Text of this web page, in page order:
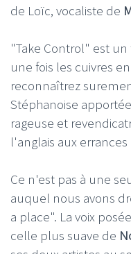
de Loïc, vocaliste de
"Take Control" est
une fois les cuivres
reconnaîtrez
Stéphanoise
rageuse et
l'anglais aux
Ce n'est pas à une
auquel nous avons
a place". La voix
celle plus suave de